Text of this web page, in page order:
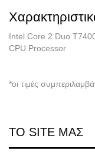
Intel Core 2 Duo
CPU Processor
*οι τιμές
ΤΟ SITE ΜΑΣ